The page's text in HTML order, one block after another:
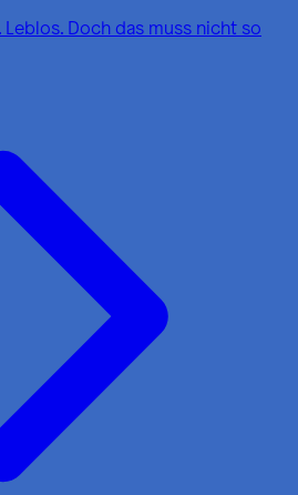
Leblos. Doch das muss nicht so